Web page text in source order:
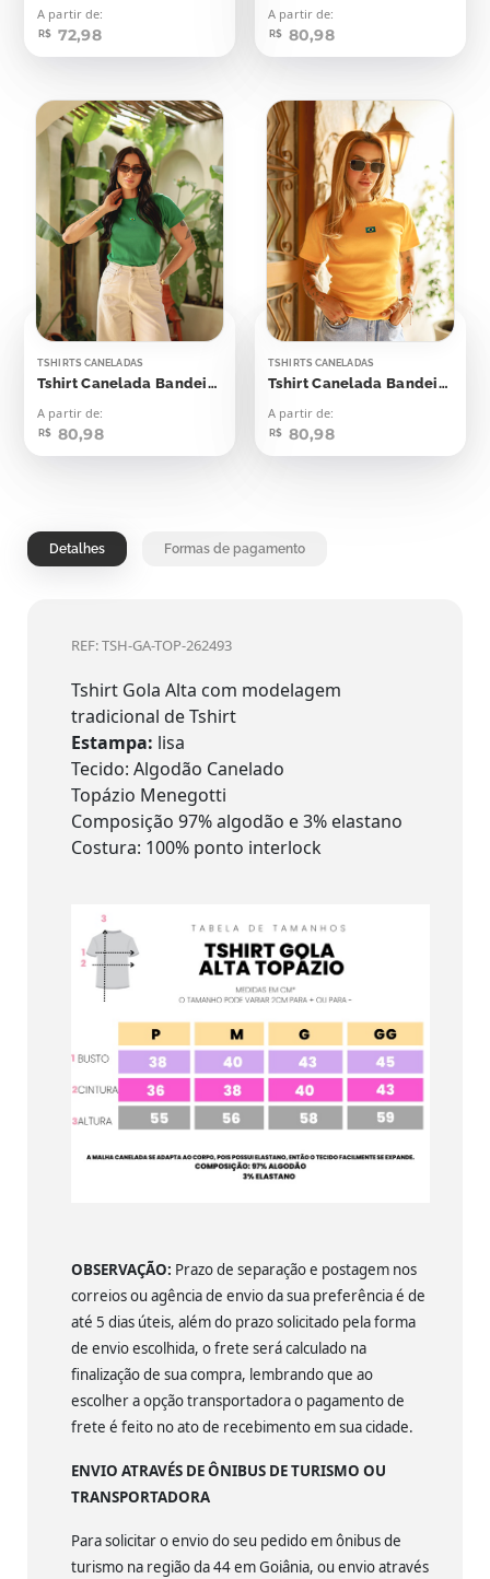
A partir de:
R$ 72,98
A partir de:
R$ 80,98
TSHIRTS CANELADAS
Tshirt Canelada Bandeirinha Aplicação
A partir de:
R$ 80,98
TSHIRTS CANELADAS
Tshirt Canelada Bandeirinha Aplicação
A partir de:
R$ 80,98
Detalhes Formas de pagamento
REF: TSH-GA-TOP-262493
Tshirt Gola Alta com modelagem
tradicional de Tshirt
Estampa: lisa
Tecido: Algodão Canelado
Topázio Menegotti
Composição 97% algodão e 3% elastano
Costura: 100% ponto interlock
OBSERVAÇÃO: Prazo de separação e postagem nos
correios ou agência de envio da sua preferência é de
até 5 dias úteis, além do prazo solicitado pela forma
de envio escolhida, o frete será calculado na
finalização de sua compra, lembrando que ao
escolher a opção transportadora o pagamento de
frete é feito no ato de recebimento em sua cidade.
ENVIO ATRAVÉS DE ÔNIBUS DE TURISMO OU
TRANSPORTADORA
Para solicitar o envio do seu pedido em ônibus de
turismo na região da 44 em Goiânia, ou envio através